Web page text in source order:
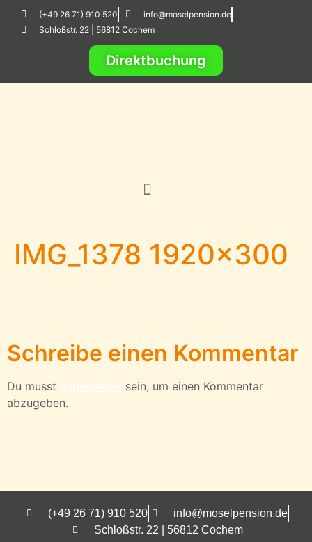
(+49 26 71) 910 520
info@moselpension.de
Schloßstr. 22 | 56812 Cochem
Direktbuchung
IMG_1378 1920×300
Schreibe einen Kommentar
Du musst angemeldet sein, um einen Kommentar
abzugeben.
(+49 26 71) 910 520
info@moselpension.de
Schloßstr. 22 | 56812 Cochem